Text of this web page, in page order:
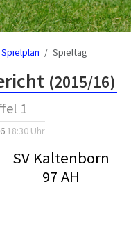
Spielplan Spieltag
(2015/16)
1
18:30 Uhr
SV Kaltenborn
97 AH